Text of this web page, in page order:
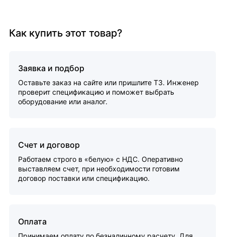
Как купить этот товар?
Заявка и подбор
Оставьте заказ на сайте или пришлите ТЗ. Инженер
проверит спецификацию и поможет выбрать
оборудование или аналог.
Счет и договор
Работаем строго в «белую» с НДС. Оперативно
выставляем счет, при необходимости готовим
договор поставки или спецификацию.
Оплата